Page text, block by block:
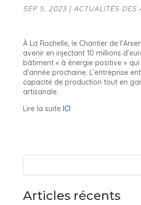
SEP 5, 2023| ACTUALITÉS DES
À La Rochelle, le Chantier de
avenir en injectant 10 millions
bâtiment « à énergie positive »
d’année prochaine. L’entreprise
capacité de production tout en
artisanale.
Lire la suite ICI
Articles récents